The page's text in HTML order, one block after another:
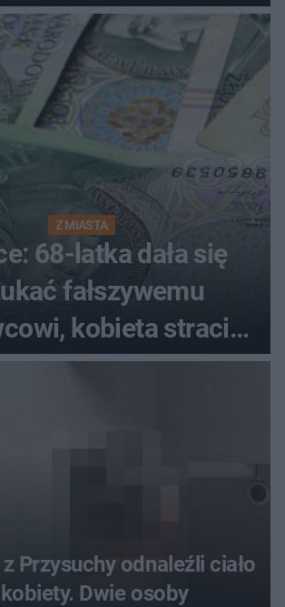
Szkocji
Z MIASTA
68-latka dała się
fałszywemu
kobieta straciła
40 tys. zł
Przysuchy odnaleźli ciało
Dwie osoby